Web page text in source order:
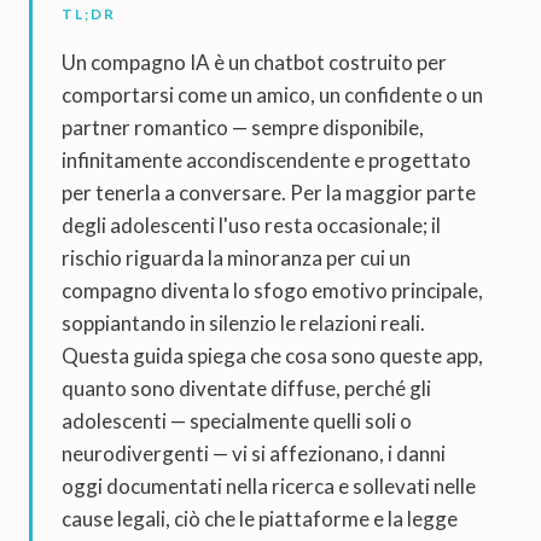
TL;DR
Un compagno IA è un chatbot costruito per
comportarsi come un amico, un confidente o un
partner romantico — sempre disponibile,
infinitamente accondiscendente e progettato
per tenerla a conversare. Per la maggior parte
degli adolescenti l'uso resta occasionale; il
rischio riguarda la minoranza per cui un
compagno diventa lo sfogo emotivo principale,
soppiantando in silenzio le relazioni reali.
Questa guida spiega che cosa sono queste app,
quanto sono diventate diffuse, perché gli
adolescenti — specialmente quelli soli o
neurodivergenti — vi si affezionano, i danni
oggi documentati nella ricerca e sollevati nelle
cause legali, ciò che le piattaforme e la legge